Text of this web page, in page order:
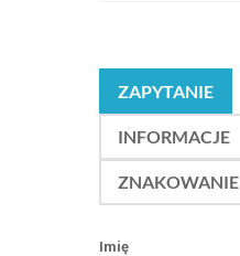
ZAPYTANIE
INFORMACJE
ZNAKOWANIE
Imię